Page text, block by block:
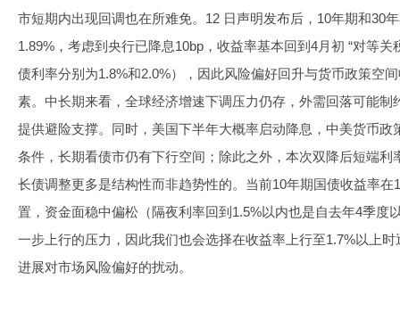
市短期内出现回调也在所难免。12 日声明发布后，10年期和30
1.89%，考虑到央行已降息10bp，收益率基本回到4月初 “对等关
债利率分别为1.8%和2.0%），因此风险偏好回升与货币政策空
素。中长期来看，全球经济增速下调压力仍存，外需回落可能
提供避险支撑。同时，美国下半年大概率启动降息，中美货币
条件，长期看债市仍有下行空间；除此之外，本次双降后短端
长债调整更多是结构性而非趋势性的。当前10年期国债收益率在
置，资金面稳中偏松（隔夜利率回到1.5%以内也是自去年4季度
一步上行的压力，因此我们也会选择在收益率上行至1.7%以上
进展对市场风险偏好的扰动。